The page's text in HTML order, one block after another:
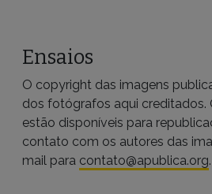
Maquinas destroem o que restou
Ensaios